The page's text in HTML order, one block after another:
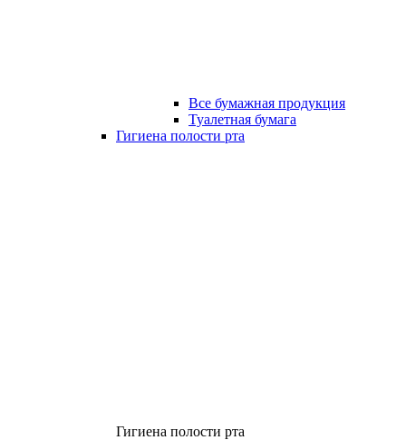
Все бумажная продукция
Туалетная бумага
Гигиена полости рта
Гигиена полости рта